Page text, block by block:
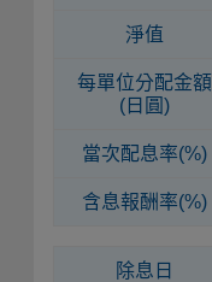
淨值
每單位分配金額
(日圓)
當次配息率(%)
含息報酬率(%)
除息日